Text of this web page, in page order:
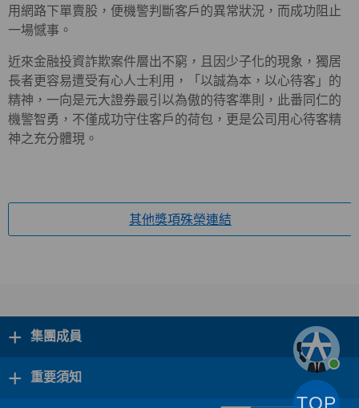
用網路下單賣股，便機警判斷客戶的異常狀況，而成功阻止
一場憾事。
近來金融投資詐欺案件層出不窮，且因少子化的現象，獨居
長者更容易遭受有心人士利用，「以誠為本，以心待客」的
精神，一向是元大證券最引以為傲的待客準則，此番同仁的
機警智勇，不僅成功守住客戶的荷包，更是公司用心待客精
神之充分體現。
其他獎項殊榮連結
+ 集團成員
+ 重要須知
TOP